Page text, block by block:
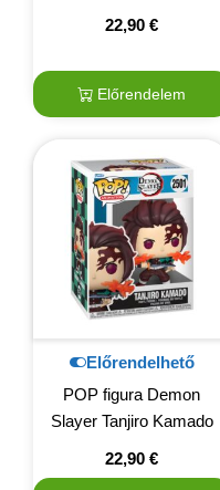
22,90€
Előrendelem
Előrendelhető
POP figura Demon
Slayer Tanjiro Kamado
22,90€